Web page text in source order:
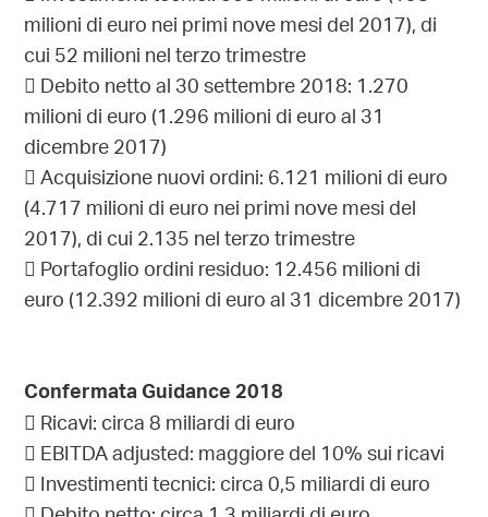
milioni di euro nei primi nove mesi del 2017), di
cui 52 milioni nel terzo trimestre
 Debito netto al 30 settembre 2018: 1.270
milioni di euro (1.296 milioni di euro al 31
dicembre 2017)
 Acquisizione nuovi ordini: 6.121 milioni di euro
(4.717 milioni di euro nei primi nove mesi del
2017), di cui 2.135 nel terzo trimestre
 Portafoglio ordini residuo: 12.456 milioni di
euro (12.392 milioni di euro al 31 dicembre 2017)
Confermata Guidance 2018
 Ricavi: circa 8 miliardi di euro
 EBITDA adjusted: maggiore del 10% sui ricavi
 Investimenti tecnici: circa 0,5 miliardi di euro